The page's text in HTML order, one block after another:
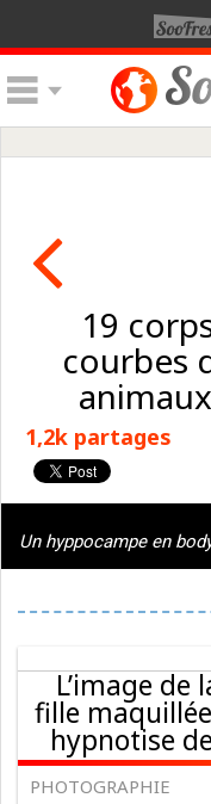
19
courbes
1,2k partages
Un hyppocampe en
L’image de
fille
hypnotise
PHOTOGRAPHIE